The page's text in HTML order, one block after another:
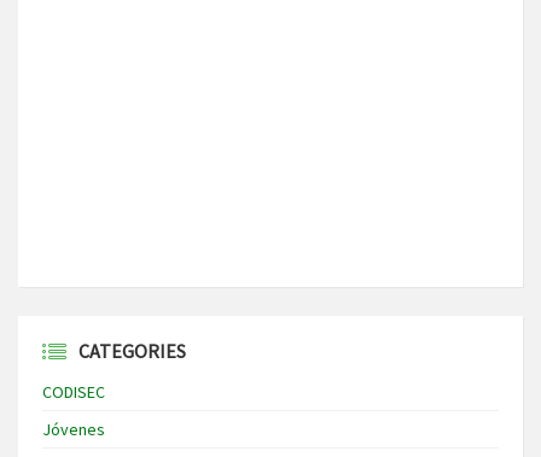
CATEGORIES
CODISEC
Jóvenes